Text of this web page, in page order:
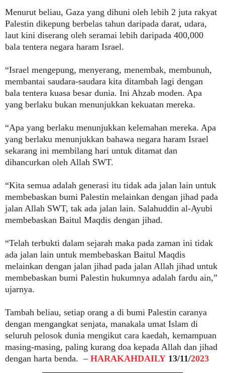
Menurut beliau, Gaza yang dihuni oleh lebih 2 juta rakyat
Palestin dikepung berbelas tahun daripada darat, udara,
laut kini diserang oleh seramai lebih daripada 400,000
bala tentera negara haram Israel.
“Israel mengepung, menyerang, menembak, membunuh,
membantai saudara-saudara kita ditambah lagi dengan
bala tentera kuasa besar dunia. Ini Ahzab moden. Apa
yang berlaku bukan menunjukkan kekuatan mereka.
“Apa yang berlaku menunjukkan kelemahan mereka. Apa
yang berlaku menunjukkan bahawa negara haram Israel
sekarang ini membilang hari untuk ditamat dan
dihancurkan oleh Allah SWT.
“Kita semua adalah generasi itu tidak ada jalan lain untuk
membebaskan bumi Palestin melainkan dengan jihad pada
jalan Allah SWT, tak ada jalan lain. Salahuddin al-Ayubi
membebaskan Baitul Maqdis dengan jihad.
“Telah terbukti dalam sejarah maka pada zaman ini tidak
ada jalan lain untuk membebaskan Baitul Maqdis
melainkan dengan jalan jihad pada jalan Allah jihad untuk
membebaskan bumi Palestin hukumnya adalah fardu ain,”
ujarnya.
Tambah beliau, setiap orang a di bumi Palestin caranya
dengan mengangkat senjata, manakala umat Islam di
seluruh pelosok dunia mengikut cara kaedah, kemampuan
masing-masing, paling kurang doa kepada Allah dan jihad
dengan harta benda. – HARAKAHDAILY 13/11/2023